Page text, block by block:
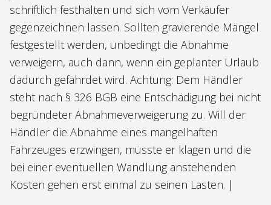
schriftlich festhalten und sich vom Verkäufer
gegenzeichnen lassen. Sollten gravierende Mängel
festgestellt werden, unbedingt die Abnahme
verweigern, auch dann, wenn ein geplanter Urlaub
dadurch gefährdet wird. Achtung: Dem Händler
steht nach § 326 BGB eine Entschädigung bei nicht
begründeter Abnahmeverweigerung zu. Will der
Händler die Abnahme eines mangelhaften
Fahrzeuges erzwingen, müsste er klagen und die
bei einer eventuellen Wandlung anstehenden
Kosten gehen erst einmal zu seinen Lasten. |